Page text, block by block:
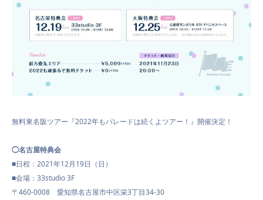
無料東名阪ツアー『2022年もパレードは続くよツアー！』開催決定！
◯名古屋特典会
■日程：2021年12月19日（日）
■会場：33studio 3F
〒460-0008 愛知県名古屋市中区栄3丁目34-30